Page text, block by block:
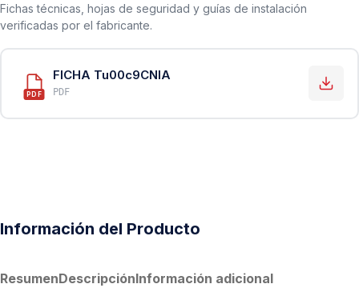
Fichas técnicas, hojas de seguridad y guías de instalación
verificadas por el fabricante.
PDF
FICHA Tu00c9CNIA
PDF
Información del Producto
ResumenDescripciónInformación adicional